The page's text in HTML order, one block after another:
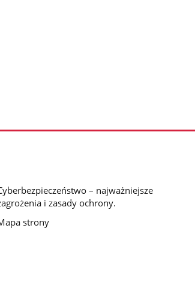
– najważniejsze
i zasady ochrony.
strony